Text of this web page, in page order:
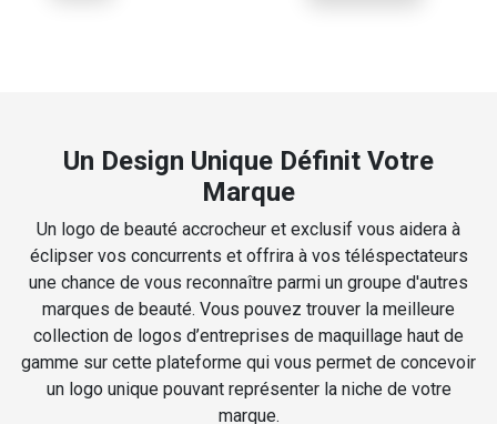
Un Design Unique Définit Votre
Marque
Un logo de beauté accrocheur et exclusif vous aidera à
éclipser vos concurrents et offrira à vos téléspectateurs
une chance de vous reconnaître parmi un groupe d'autres
marques de beauté. Vous pouvez trouver la meilleure
collection de logos d’entreprises de maquillage haut de
gamme sur cette plateforme qui vous permet de concevoir
un logo unique pouvant représenter la niche de votre
marque.